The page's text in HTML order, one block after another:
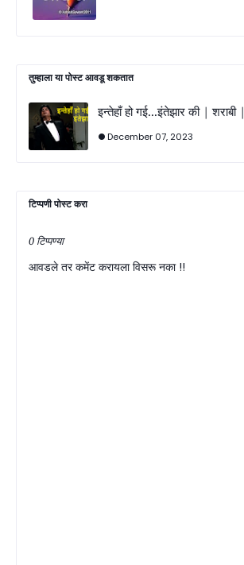
तुम्‍हाला या पोस्‍ट आवडू शकतात
इन्तेहाँ हो गई...इंतेझार की | शराबी |
December 07, 2023
टिप्पणी पोस्ट करा
0 टिप्पण्या
आवडले तर कमेंट करायला विसरू नका !!